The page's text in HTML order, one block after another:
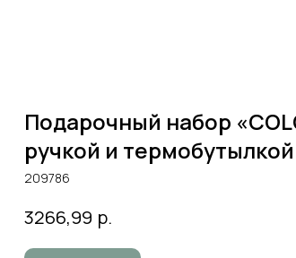
Подарочный набор
ручкой и термобутылкой
209786
3266,99 р.